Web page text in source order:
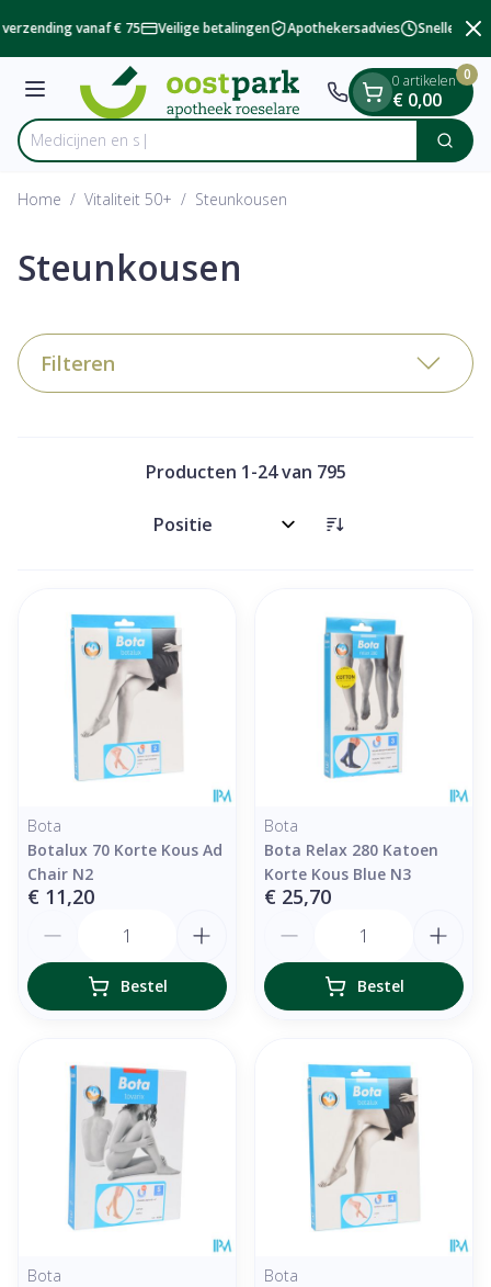
vanaf € 75 Veilige betalingen Apothekersadvies Snelle
Menu
Product, merk, categorie... Zoek
0 artikelen
€ 0,00
0
Home / Vitaliteit 50+ / Steunkousen
Steunkousen
Filteren
Producten 1-24van 795
Sorteer op:
Bota
Botalux 70 Korte Kous Ad
Chair N2
€ 11,20
Bestel
Bota
Bota Relax 280 Katoen
Korte Kous Blue N3
€ 25,70
Bestel
Bota
Bota